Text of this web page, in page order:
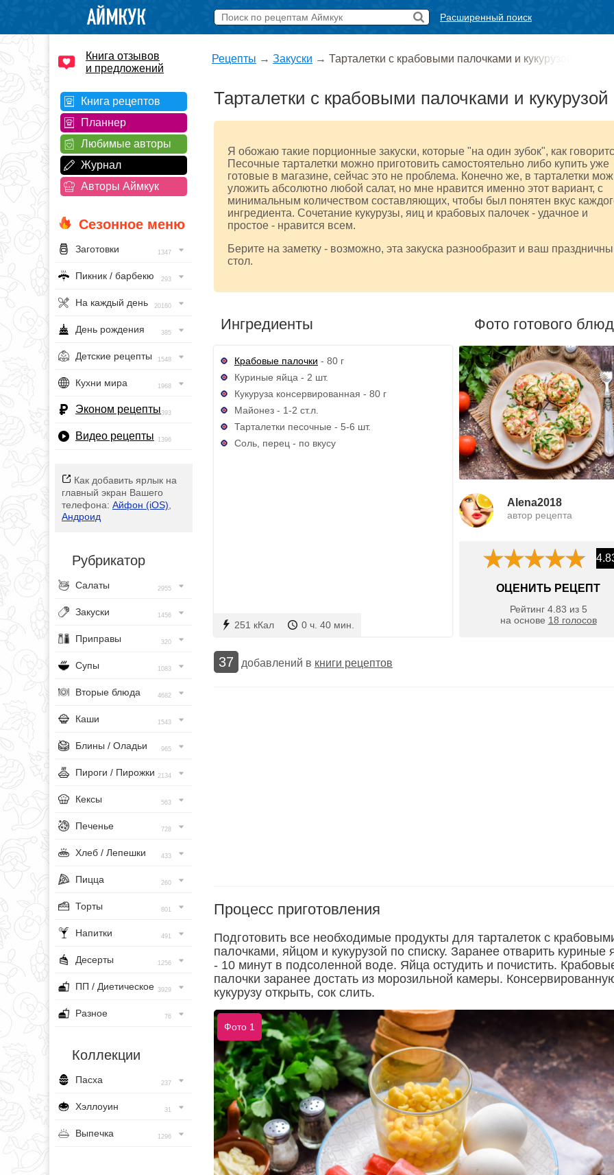
Расширенный поиск
Книга отзывов
и предложений
Книга рецептов
Планнер
Любимые авторы
Журнал
Авторы Аймкук
Сезонное меню
Заготовки 1347
Пикник / барбекю 293
На каждый день 20160
День рождения 385
Детские рецепты 1548
Кухни мира 1968
Эконом рецепты393
Видео рецепты 1396
Как добавить ярлык на
главный экран Вашего
телефона: Айфон (iOS)
Андроид
Рубрикатор
Салаты 2955
Закуски 1456
Приправы 320
Супы 1083
Вторые блюда 4682
Каши 1543
Блины / Оладьи 965
Пироги / Пирожки 2134
Кексы 563
Печенье 728
Хлеб / Лепешки 433
Пицца 260
Торты 801
Напитки 491
Десерты 1256
ПП / Диетическое 3929
Разное 76
Коллекции
Пасха 237
Хэллоуин 31
Выпечка 1296
Рецепты → Закуски → Тарталетки с крабовыми палочками и кукурузой
Тарталетки с крабовыми палочками и кукурузой
Я обожаю такие порционные закуски, которые "на один зубок", как
Песочные тарталетки можно приготовить самостоятельно либо купить уже
готовые в магазине, сейчас это не проблема. Конечно же, в тарталетки
уложить абсолютно любой салат, но мне нравится именно этот вариант, с
минимальным количеством составляющих, чтобы был понятен вкус
ингредиента. Сочетание кукурузы, яиц и крабовых палочек - удачное и
простое - нравится всем.
Берите на заметку - возможно, эта закуска разнообразит и ваш
стол.
Ингредиенты
Крабовые палочки - 80 г
Куриные яйца - 2 шт.
Кукуруза консервированная - 80 г
Майонез - 1-2 ст.л.
Тарталетки песочные - 5-6 шт.
Соль, перец - по вкусу
251 кКал 0 ч. 40 мин.
Фото готового
Alena2018
автор рецепта
ОЦЕНИТЬ РЕЦЕПТ
Рейтинг 4.83 из 5
на основе 18 голосов
37 добавлений в книги рецептов
Процесс приготовления
Подготовить все необходимые продукты для тарталеток с
палочками, яйцом и кукурузой по списку. Заранее отварить куриные
- 10 минут в подсоленной воде. Яйца остудить и почистить.
палочки заранее достать из морозильной камеры.
кукурузу открыть, сок слить.
Фото 1